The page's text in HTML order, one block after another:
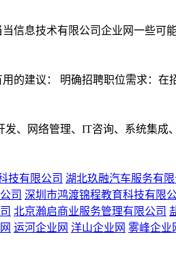
息技术有限公司企业网一些可
的建议： 明确招聘职位需求：
、网络管理、IT咨询、系统集
技有限公司 湖北玖融汽车服务有限
司 深圳市鸿渡锦程教育科技有限
北京瀚启商业服务管理有限公司
运河企业网 洋山企业网 雾峰企业